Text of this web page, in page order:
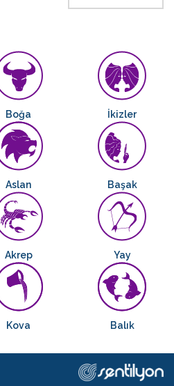
Boğa İkizler
Aslan Başak
Akrep Yay
Kova Balık